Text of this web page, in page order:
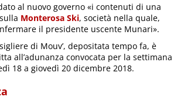
al nuovo governo «i contenuti di una
Monterosa Ski, società nella quale,
il presidente uscente Munari».
di Mouv’, depositata tempo fa, è
all’adunanza convocata per la settimana
18 a giovedì 20 dicembre 2018.